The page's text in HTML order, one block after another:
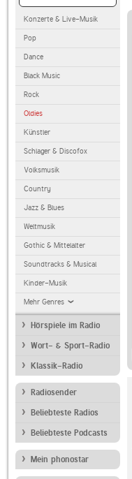
Konzerte & Live-Musik
Pop
Dance
Black Music
Rock
Oldies
Künstler
Schlager & Discofox
Volksmusik
Country
Jazz & Blues
Weltmusik
Gothic & Mittelalter
Soundtracks & Musical
Kinder-Musik
Mehr Genres
Hörspiele im Radio
Wort- & Sport-Radio
Klassik-Radio
Radiosender
Beliebteste Radios
Beliebteste Podcasts
Mein phonostar